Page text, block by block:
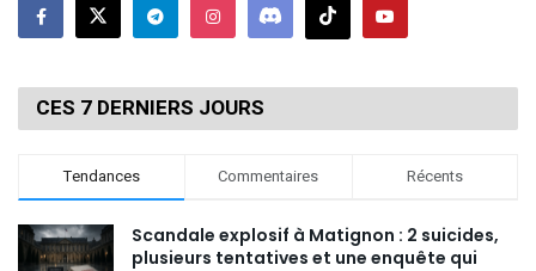
CES 7 DERNIERS JOURS
Tendances Commentaires Récents
Scandale explosif à Matignon : 2 suicides,
plusieurs tentatives et une enquête qui